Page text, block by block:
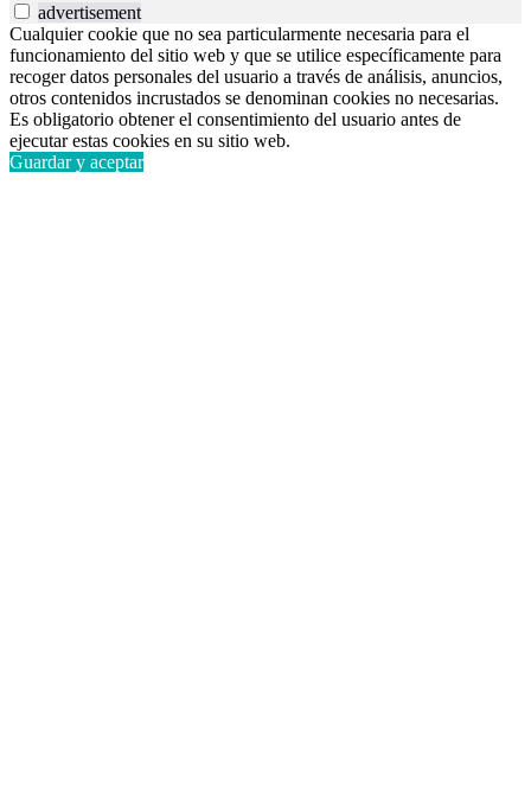
advertisement
Cualquier cookie que no sea particularmente necesaria para el
funcionamiento del sitio web y que se utilice específicamente para
recoger datos personales del usuario a través de análisis, anuncios,
otros contenidos incrustados se denominan cookies no necesarias.
Es obligatorio obtener el consentimiento del usuario antes de
ejecutar estas cookies en su sitio web.
Guardar y aceptar